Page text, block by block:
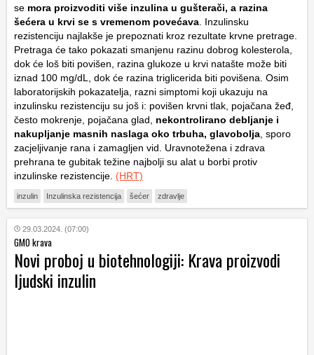
se mora proizvoditi više inzulina u gušterači, a razina
šećera u krvi se s vremenom povećava . Inzulinsku
rezistenciju najlakše je prepoznati kroz rezultate krvne pretrage.
Pretraga će tako pokazati smanjenu razinu dobrog kolesterola,
dok će loš biti povišen, razina glukoze u krvi natašte može biti
iznad 100 mg/dL, dok će razina triglicerida biti povišena. Osim
laboratorijskih pokazatelja, razni simptomi koji ukazuju na
inzulinsku rezistenciju su još i: povišen krvni tlak, pojačana žeđ,
često mokrenje, pojačana glad, nekontrolirano debljanje i
nakupljanje masnih naslaga oko trbuha, glavobolja , sporo
zacjeljivanje rana i zamagljen vid. Uravnotežena i zdrava
prehrana te gubitak težine najbolji su alat u borbi protiv
inzulinske rezistencije. (HRT)
inzulin Inzulinska rezistencija šećer zdravlje
29.03.2024. (07:00)
GMO krava
Novi proboj u biotehnologiji: Krava proizvodi
ljudski inzulin